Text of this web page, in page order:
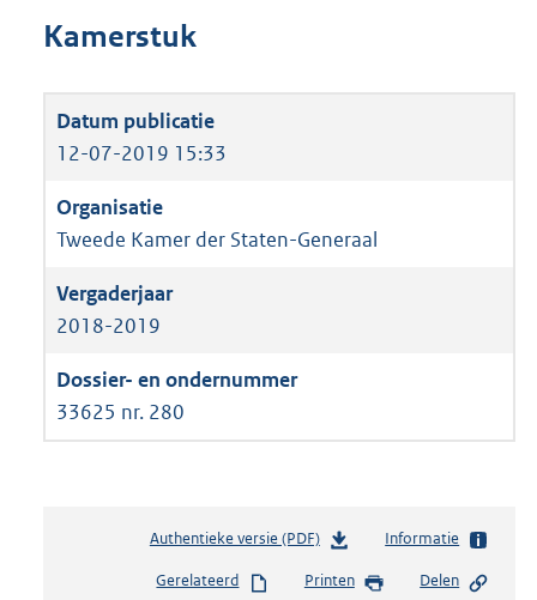
Kamerstuk
12-07-2019 15:33
Tweede Kamer der Staten-Generaal
2018-2019
33625 nr. 280
Authentieke versie (PDF)b
s
Informatie
Gerelateerd Printen Delen